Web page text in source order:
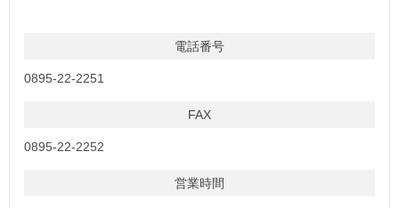
電話番号
0895-22-2251
FAX
0895-22-2252
営業時間